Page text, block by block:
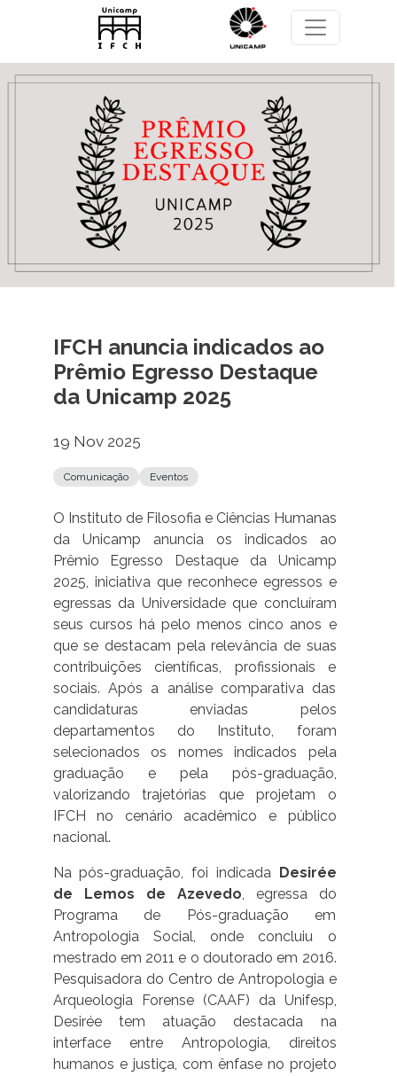
Pular para o conteúdo principal
IFCH anuncia indicados ao
Prêmio Egresso Destaque
da Unicamp 2025
19 Nov 2025
Comunicação Eventos
O Instituto de Filosofia e Ciências Humanas
da Unicamp anuncia os indicados ao
Prêmio Egresso Destaque da Unicamp
2025, iniciativa que reconhece egressos e
egressas da Universidade que concluíram
seus cursos há pelo menos cinco anos e
que se destacam pela relevância de suas
contribuições científicas, profissionais e
sociais. Após a análise comparativa das
candidaturas enviadas pelos
departamentos do Instituto, foram
selecionados os nomes indicados pela
graduação e pela pós-graduação,
valorizando trajetórias que projetam o
IFCH no cenário acadêmico e público
nacional.
Na pós-graduação, foi indicada
Desirée
de Lemos de Azevedo, egressa do
Programa de Pós-graduação em
Antropologia Social, onde concluiu o
mestrado em 2011 e o doutorado em 2016.
Pesquisadora do Centro de Antropologia e
Arqueologia Forense (CAAF) da Unifesp,
Desirée tem atuação destacada na
interface entre Antropologia, direitos
humanos e justiça, com ênfase no projeto